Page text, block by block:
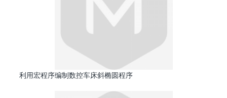
利用宏程序编制数控车床斜椭圆程序